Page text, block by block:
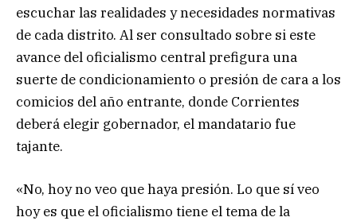
escuchar las realidades y necesidades normativas
de cada distrito. Al ser consultado sobre si este
avance del oficialismo central prefigura una
suerte de condicionamiento o presión de cara a los
comicios del año entrante, donde Corrientes
deberá elegir gobernador, el mandatario fue
tajante.
«No, hoy no veo que haya presión. Lo que sí veo
hoy es que el oficialismo tiene el tema de la